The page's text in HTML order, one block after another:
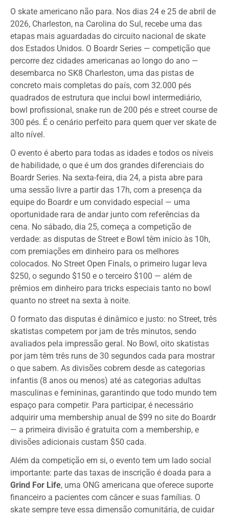
O skate americano não para. Nos dias 24 e 25 de abril de
2026, Charleston, na Carolina do Sul, recebe uma das
etapas mais aguardadas do circuito nacional de skate
dos Estados Unidos. O Boardr Series — competição que
percorre dez cidades americanas ao longo do ano —
desembarca no SK8 Charleston, uma das pistas de
concreto mais completas do país, com 32.000 pés
quadrados de estrutura que inclui bowl intermediário,
bowl profissional, snake run de 200 pés e street course de
300 pés. É o cenário perfeito para quem quer ver skate de
alto nível.
O evento é aberto para todas as idades e todos os níveis
de habilidade, o que é um dos grandes diferenciais do
Boardr Series. Na sexta-feira, dia 24, a pista abre para
uma sessão livre a partir das 17h, com a presença da
equipe do Boardr e um convidado especial — uma
oportunidade rara de andar junto com referências da
cena. No sábado, dia 25, começa a competição de
verdade: as disputas de Street e Bowl têm início às 10h,
com premiações em dinheiro para os melhores
colocados. No Street Open Finals, o primeiro lugar leva
$250, o segundo $150 e o terceiro $100 — além de
prêmios em dinheiro para tricks especiais tanto no bowl
quanto no street na sexta à noite.
O formato das disputas é dinâmico e justo: no Street, três
skatistas competem por jam de três minutos, sendo
avaliados pela impressão geral. No Bowl, oito skatistas
por jam têm três runs de 30 segundos cada para mostrar
o que sabem. As divisões cobrem desde as categorias
infantis (8 anos ou menos) até as categorias adultas
masculinas e femininas, garantindo que todo mundo tem
espaço para competir. Para participar, é necessário
adquirir uma membership anual de $99 no site do Boardr
— a primeira divisão é gratuita com a membership, e
divisões adicionais custam $50 cada.
Além da competição em si, o evento tem um lado social
importante: parte das taxas de inscrição é doada para a
Grind For Life, uma ONG americana que oferece suporte
financeiro a pacientes com câncer e suas famílias. O
skate sempre teve essa dimensão comunitária, de cuidar